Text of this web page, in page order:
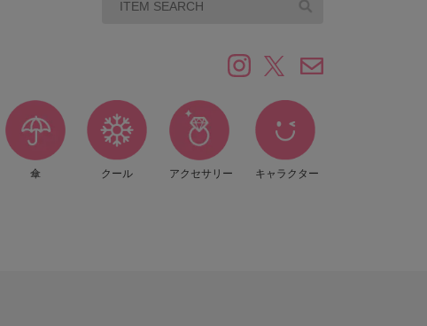
傘 クール アクセサリー キャラクター